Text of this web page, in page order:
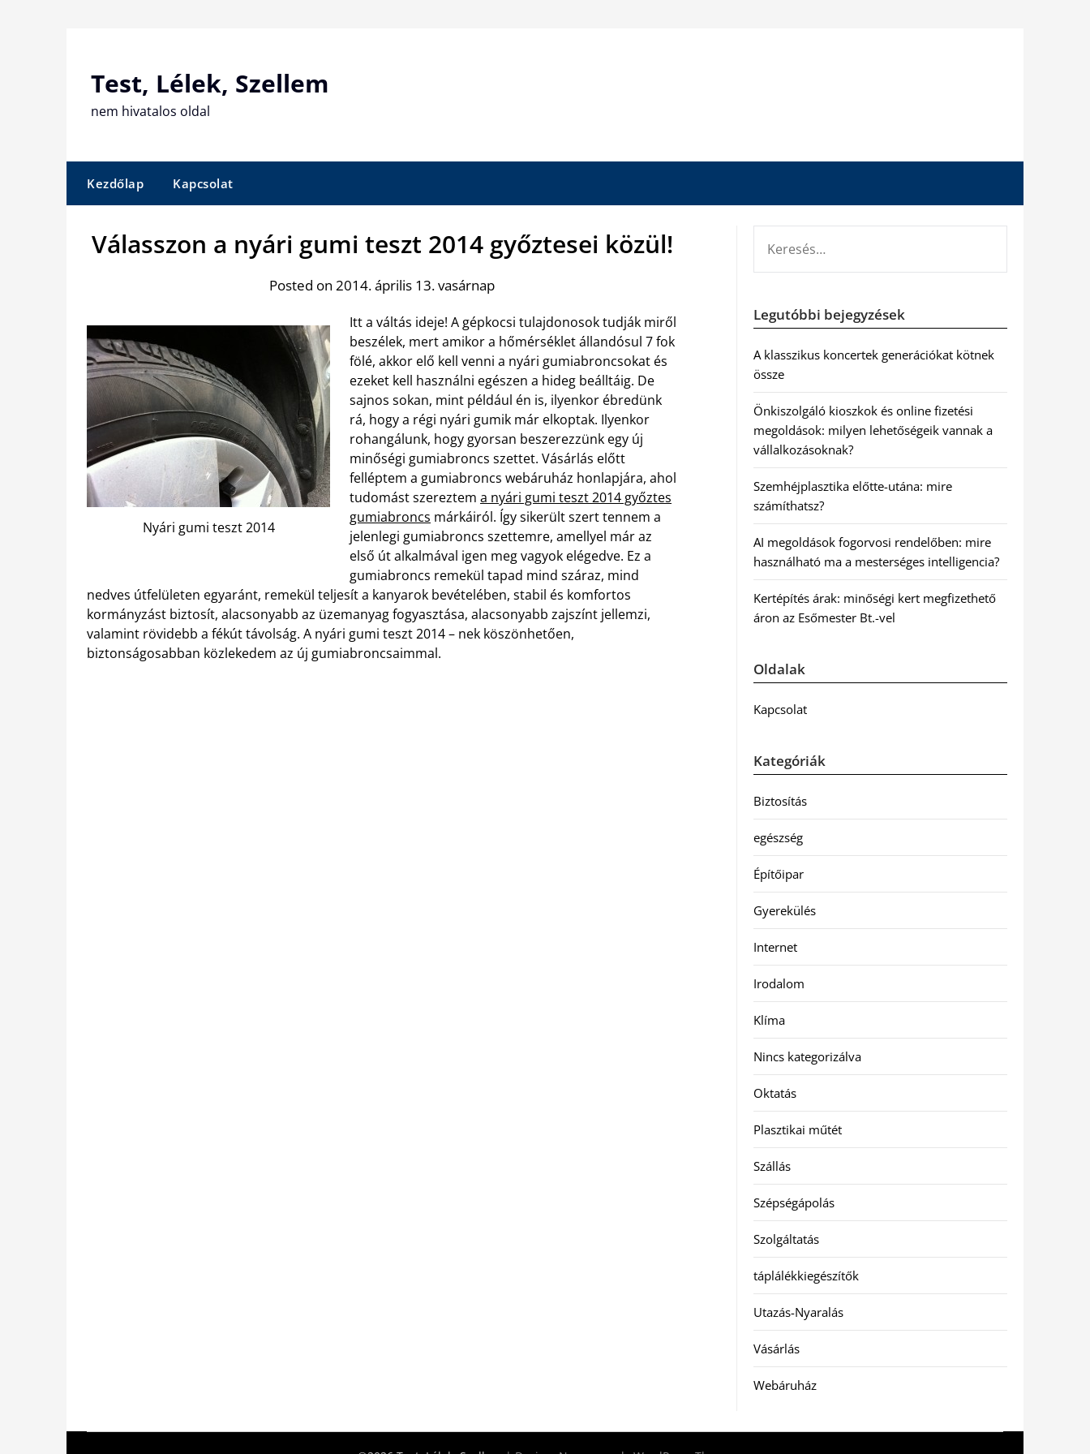
Test, Lélek, Szellem
nem hivatalos oldal
Kezdőlap Kapcsolat
Válasszon a nyári gumi teszt 2014 győztesei közül!
Posted on 2014. április 13. vasárnap
Nyári gumi teszt 2014
Itt a váltás ideje! A gépkocsi tulajdonosok tudják miről
beszélek, mert amikor a hőmérséklet állandósul 7 fok
fölé, akkor elő kell venni a nyári gumiabroncsokat és
ezeket kell használni egészen a hideg beálltáig. De
sajnos sokan, mint például én is, ilyenkor ébredünk
rá, hogy a régi nyári gumik már elkoptak. Ilyenkor
rohangálunk, hogy gyorsan beszerezzünk egy új
minőségi gumiabroncs szettet. Vásárlás előtt
felléptem a gumiabroncs webáruház honlapjára, ahol
tudomást szereztem a nyári gumi teszt 2014 győztes
gumiabroncs márkáiról. Így sikerült szert tennem a
jelenlegi gumiabroncs szettemre, amellyel már az
első út alkalmával igen meg vagyok elégedve. Ez a
gumiabroncs remekül tapad mind száraz, mind
nedves útfelületen egyaránt, remekül teljesít a kanyarok bevételében, stabil és komfortos
kormányzást biztosít, alacsonyabb az üzemanyag fogyasztása, alacsonyabb zajszínt jellemzi,
valamint rövidebb a fékút távolság. A nyári gumi teszt 2014 – nek köszönhetően,
biztonságosabban közlekedem az új gumiabroncsaimmal.
Legutóbbi bejegyzések
A klasszikus koncertek generációkat kötnek
össze
Önkiszolgáló kioszkok és online fizetési
megoldások: milyen lehetőségeik vannak a
vállalkozásoknak?
Szemhéjplasztika előtte-utána: mire
számíthatsz?
AI megoldások fogorvosi rendelőben: mire
használható ma a mesterséges intelligencia?
Kertépítés árak: minőségi kert megfizethető
áron az Esőmester Bt.-vel
Oldalak
Kapcsolat
Kategóriák
Biztosítás
egészség
Építőipar
Gyerekülés
Internet
Irodalom
Klíma
Nincs kategorizálva
Oktatás
Plasztikai műtét
Szállás
Szépségápolás
Szolgáltatás
táplálékkiegészítők
Utazás-Nyaralás
Vásárlás
Webáruház